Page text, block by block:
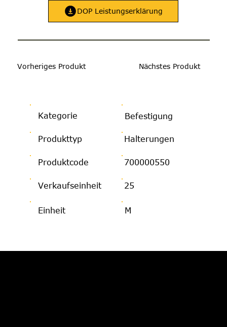
DOP Leistungserklärung
Kategorie
Produkttyp
Produktcode
Verkaufseinheit
Einheit
Befestigung
700000550
25
M
Halterungen
Vorheriges Produkt Nächstes Produkt